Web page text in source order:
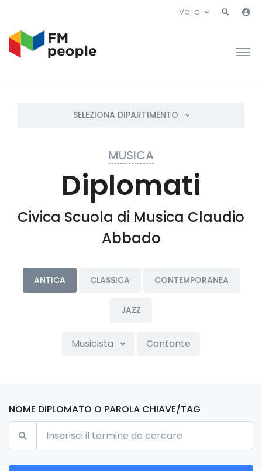
Vai a
SELEZIONA DIPARTIMENTO
MUSICA
Diplomati
Civica Scuola di Musica Claudio
Abbado
ANTICA CLASSICA CONTEMPORANEA
JAZZ
Musicista Cantante
NOME DIPLOMATO O PAROLA CHIAVE/TAG